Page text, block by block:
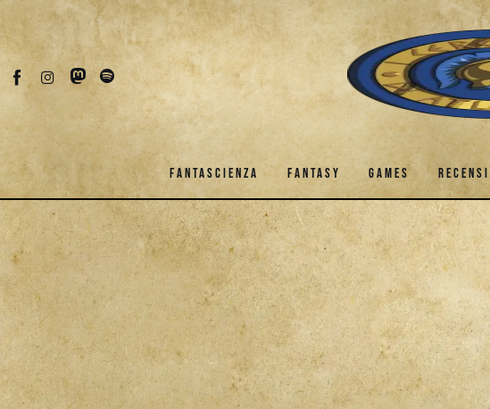
FANTASCIENZA FANTASY GAMES
FANTASCIENZA FANTASY GAMES
Fantascienza
Fantasy
Recensioni
Libri e fumetti
Cercatori
Download